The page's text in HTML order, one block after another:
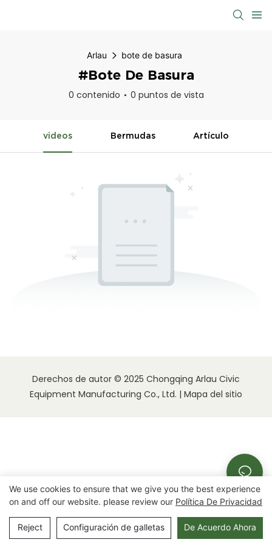
Arlau bote de basura
#bote De Basura
0 contenido 0 puntos de vista
videos Bermudas Artículo
Derechos de autor © 2025 Chongqing Arlau Civic
Equipment Manufacturing Co., Ltd. | Mapa del sitio
We use cookies to ensure that we give you the best experience
on and off our website. please review our Política De Privacidad
Reject Configuración de galletas De Acuerdo Ahora